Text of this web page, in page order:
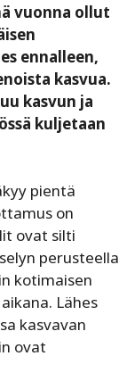
vuonna ollut
ennalleen,
kasvua.
kasvun ja
kuljetaan
pientä
on
ovat silti
perusteella
kotimaisen
Lähes
kasvavan
ovat